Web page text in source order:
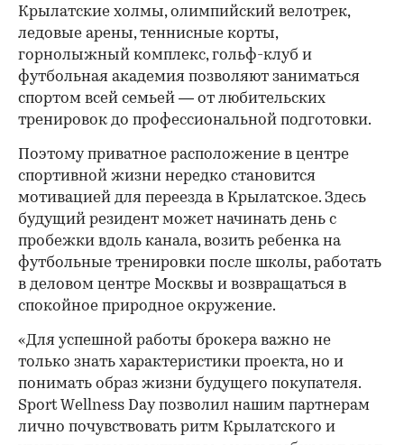
Крылатские холмы, олимпийский велотрек,
ледовые арены, теннисные корты,
горнолыжный комплекс, гольф-клуб и
футбольная академия позволяют заниматься
спортом всей семьей — от любительских
тренировок до профессиональной подготовки.
Поэтому приватное расположение в центре
спортивной жизни нередко становится
мотивацией для переезда в Крылатское. Здесь
будущий резидент может начинать день с
пробежки вдоль канала, возить ребенка на
футбольные тренировки после школы, работать
в деловом центре Москвы и возвращаться в
спокойное природное окружение.
«Для успешной работы брокера важно не
только знать характеристики проекта, но и
понимать образ жизни будущего покупателя.
Sport Wellness Day позволил нашим партнерам
лично почувствовать ритм Крылатского и